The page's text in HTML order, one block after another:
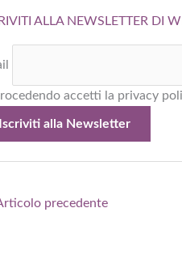
ALLA NEWSLETTER DI
accetti la privacy
precedente